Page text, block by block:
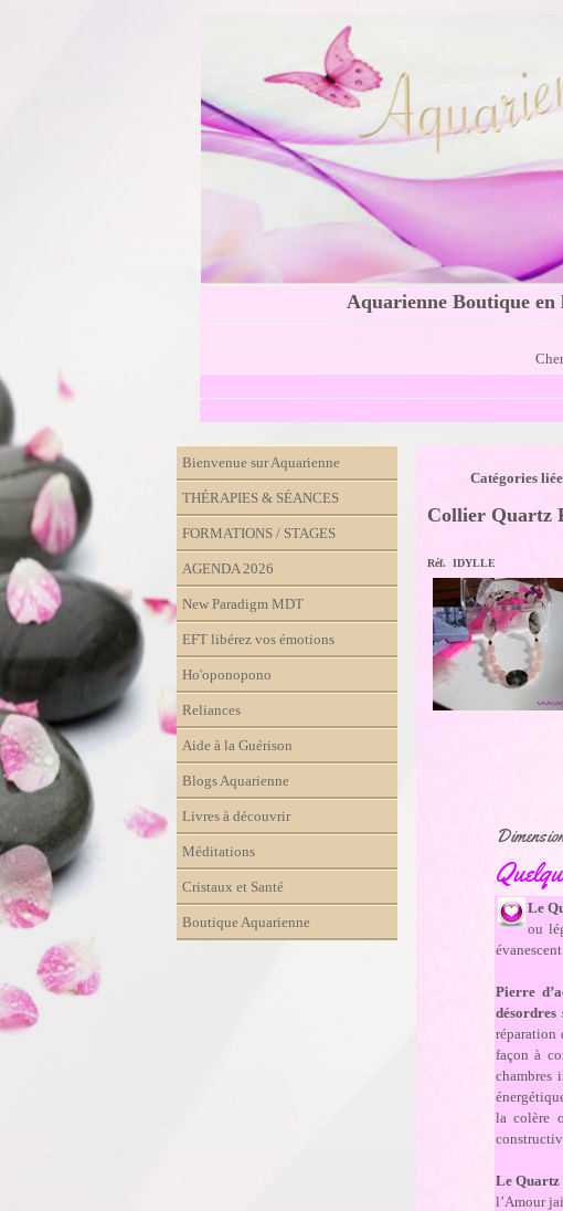
Aquarienne Boutique en
Bienvenue sur Aquarienne
THÉRAPIES & SÉANCES
FORMATIONS / STAGES
AGENDA 2026
New Paradigm MDT
EFT libérez vos émotions
Ho'oponopono
Reliances
Aide à la Guérison
Blogs Aquarienne
Livres à découvrir
Méditations
Cristaux et Santé
Boutique Aquarienne
Catégories
Collier Quartz
Réf. IDYLLE
Le
ou
Pierre
désordres
réparation
façon à
chambres
la colère
Le Quartz
l’Amour